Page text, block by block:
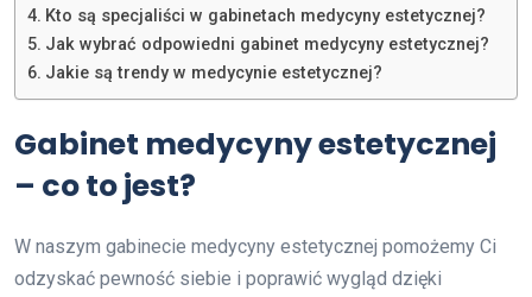
Kto są specjaliści w gabinetach medycyny estetycznej?
Jak wybrać odpowiedni gabinet medycyny estetycznej?
Jakie są trendy w medycynie estetycznej?
Gabinet medycyny estetycznej
– co to jest?
W naszym gabinecie medycyny estetycznej pomożemy Ci
odzyskać pewność siebie i poprawić wygląd dzięki